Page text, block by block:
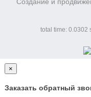
total time: 0.0302
×
Заказать обратный